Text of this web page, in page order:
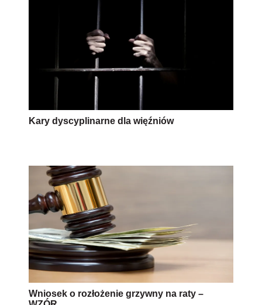
Kary dyscyplinarne dla więźniów
Wniosek o rozłożenie grzywny na raty –